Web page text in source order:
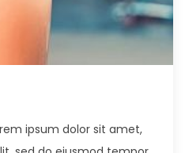
ipsum dolor sit amet,